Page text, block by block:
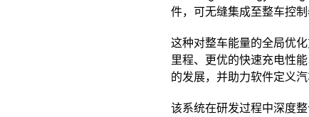
件，可无缝集成至整车控
这种对整车能量的全局优
里程、更优的快速充电性
的发展，并助力软件定义汽
该系统在研发过程中深度